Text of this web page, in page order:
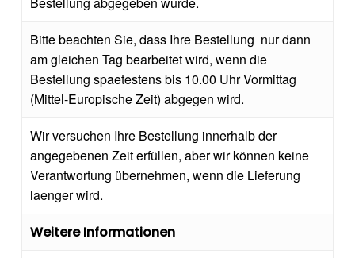
Bitte beachten Sie, dass Ihre Bestellung nur dann
am gleichen Tag bearbeitet wird, wenn die
Bestellung spaetestens bis 10.00 Uhr Vormittag
(Mittel-Europische Zeit) abgegen wird.
Wir versuchen Ihre Bestellung innerhalb der
angegebenen Zeit erfüllen, aber wir können keine
Verantwortung übernehmen, wenn die Lieferung
laenger wird.
Weitere Informationen